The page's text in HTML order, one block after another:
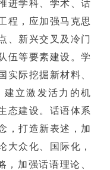
进学科、学术、话
程，应加强马克思
、新兴交叉及冷门
伍等要素建设。学
实际挖掘新材料、
建立激发活力的机
态建设。话语体系
，打造新表述，加
大众化、国际化，
，加强话语理论、